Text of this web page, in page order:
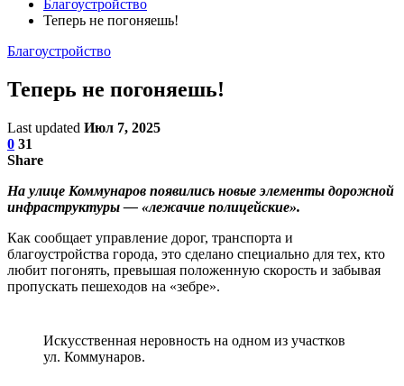
Благоустройство
Теперь не погоняешь!
Благоустройство
Теперь не погоняешь!
Last updated Июл 7, 2025
0 31
Share
На улице Коммунаров появились новые элементы дорожной
инфраструктуры — «лежачие полицейские».
Как сообщает управление дорог, транспорта и
благоустройства города, это сделано специально для тех, кто
любит погонять, превышая положенную скорость и забывая
пропускать пешеходов на «зебре».
Искусственная неровность на одном из участков
ул. Коммунаров.